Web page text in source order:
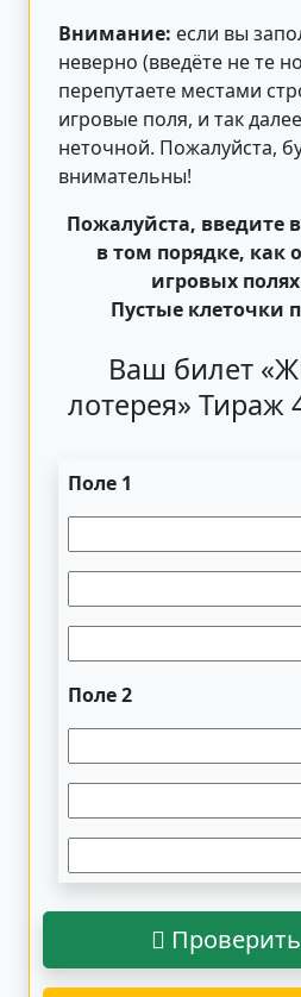
Внимание: если вы
неверно (введёте не те
перепутаете местами
игровые поля, и так
неточной. Пожалуйста,
внимательны!
Пожалуйста, введите
в том порядке, как
игровых
Пустые клеточки
Ваш билет
лотерея» Тираж
Поле 1
Поле 2